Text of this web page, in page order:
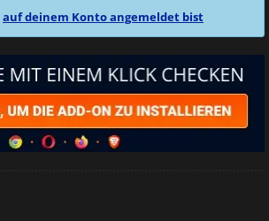
auf deinem Konto angemeldet bist